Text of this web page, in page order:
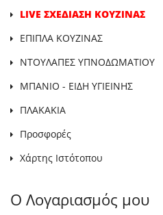
LIVE ΣΧΕΔΙΑΣΗ ΚΟΥΖΙΝΑΣ
ΕΠΙΠΛΑ ΚΟΥΖΙΝΑΣ
ΝΤΟΥΛΑΠΕΣ ΥΠΝΟΔΩΜΑΤΙΟΥ
ΜΠΑΝΙΟ - ΕΙΔΗ ΥΓΙΕΙΝΗΣ
ΠΛΑΚΑΚΙΑ
Προσφορές
Χάρτης Ιστότοπου
Ο Λογαριασμός μου